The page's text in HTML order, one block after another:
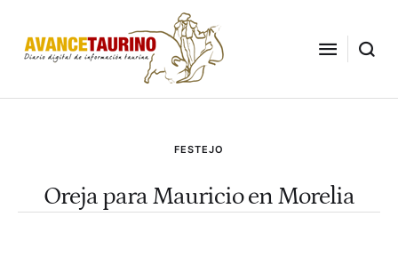
FESTEJO
Oreja para Mauricio en Morelia